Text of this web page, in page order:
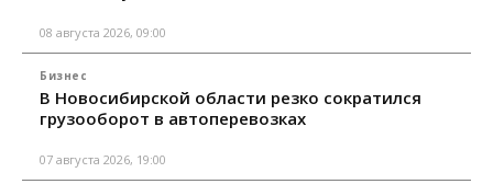
08 августа 2026, 09:00
Бизнес
В Новосибирской области резко сократился
грузооборот в автоперевозках
07 августа 2026, 19:00